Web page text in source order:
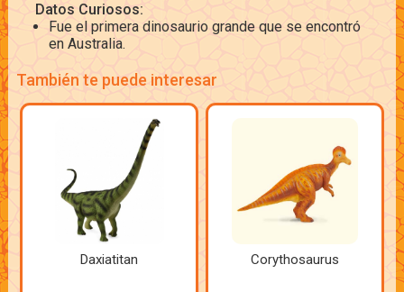
Datos Curiosos:
Fue el primera dinosaurio grande que se encontró
en Australia.
También te puede interesar
Daxiatitan Corythosaurus